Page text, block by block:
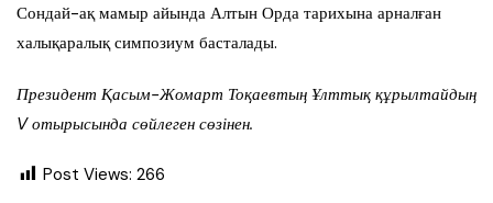
Сондай-ақ мамыр айында Алтын Орда тарихына арналған
халықаралық симпозиум басталады.
Президент Қасым-Жомарт Тоқаевтың Ұлттық құрылтайдың
V отырысында сөйлеген сөзінен.
Post Views: 266